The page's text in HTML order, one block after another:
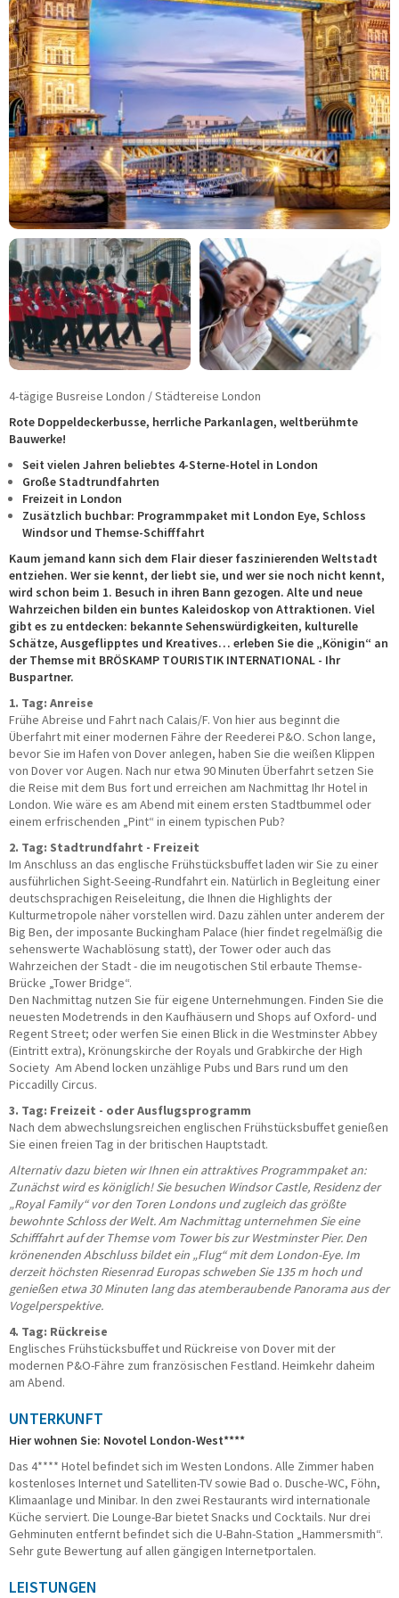
Fahrradreisen
Schiffsreisen
Kurzreisen
Musicals - Shows
Tagesfahrten
Konzert und Event
Adventsreisen
Festtagsreisen
BUSMIETE
Mietbus-Anfrage
FUHRPARK
Reise-/Fernreisebusse
VIP-/Businessbusse
Doppelstockbusse
Linien-/ Transferbusse
Anhänger/Skibox
Taxi/PKW
ÜBER UNS
Busfahrerinnen und Busfahrer
Werkstatt
Reisesicherheit
Historie
Nachhaltigkeit
Stellenangebote
Gutscheinbestellung
Fundsachen
WhatsApp
4-tägige Busreise London / Städtereise London
Rote Doppeldeckerbusse, herrliche Parkanlagen, weltberühmte
Bauwerke!
Seit vielen Jahren beliebtes 4-Sterne-Hotel in London
Große Stadtrundfahrten
Freizeit in London
Zusätzlich buchbar: Programmpaket mit London Eye, Schloss
Windsor und Themse-Schifffahrt
Kaum jemand kann sich dem Flair dieser faszinierenden Weltstadt
entziehen. Wer sie kennt, der liebt sie, und wer sie noch nicht kennt,
wird schon beim 1. Besuch in ihren Bann gezogen. Alte und neue
Wahrzeichen bilden ein buntes Kaleidoskop von Attraktionen. Viel
gibt es zu entdecken: bekannte Sehenswürdigkeiten, kulturelle
Schätze, Ausgeflipptes und Kreatives… erleben Sie die „Königin“ an
der Themse mit BRÖSKAMP TOURISTIK INTERNATIONAL - Ihr
Buspartner.
1. Tag: Anreise
Frühe Abreise und Fahrt nach Calais/F. Von hier aus beginnt die
Überfahrt mit einer modernen Fähre der Reederei P&O. Schon lange,
bevor Sie im Hafen von Dover anlegen, haben Sie die weißen Klippen
von Dover vor Augen. Nach nur etwa 90 Minuten Überfahrt setzen Sie
die Reise mit dem Bus fort und erreichen am Nachmittag Ihr Hotel in
London. Wie wäre es am Abend mit einem ersten Stadtbummel oder
einem erfrischenden „Pint“ in einem typischen Pub?
2. Tag: Stadtrundfahrt - Freizeit
Im Anschluss an das englische Frühstücksbuffet laden wir Sie zu einer
ausführlichen Sight-Seeing-Rundfahrt ein. Natürlich in Begleitung einer
deutschsprachigen Reiseleitung, die Ihnen die Highlights der
Kulturmetropole näher vorstellen wird. Dazu zählen unter anderem der
Big Ben, der imposante Buckingham Palace (hier findet regelmäßig die
sehenswerte Wachablösung statt), der Tower oder auch das
Wahrzeichen der Stadt - die im neugotischen Stil erbaute Themse-
Brücke „Tower Bridge“.
Den Nachmittag nutzen Sie für eigene Unternehmungen. Finden Sie die
neuesten Modetrends in den Kaufhäusern und Shops auf Oxford- und
Regent Street; oder werfen Sie einen Blick in die Westminster Abbey
(Eintritt extra), Krönungskirche der Royals und Grabkirche der High
Society Am Abend locken unzählige Pubs und Bars rund um den
Piccadilly Circus.
3. Tag: Freizeit - oder Ausflugsprogramm
Nach dem abwechslungsreichen englischen Frühstücksbuffet genießen
Sie einen freien Tag in der britischen Hauptstadt.
Alternativ dazu bieten wir Ihnen ein attraktives Programmpaket an:
Zunächst wird es königlich! Sie besuchen Windsor Castle, Residenz der
„Royal Family“ vor den Toren Londons und zugleich das größte
bewohnte Schloss der Welt. Am Nachmittag unternehmen Sie eine
Schifffahrt auf der Themse vom Tower bis zur Westminster Pier. Den
krönenenden Abschluss bildet ein „Flug“ mit dem London-Eye. Im
derzeit höchsten Riesenrad Europas schweben Sie 135 m hoch und
genießen etwa 30 Minuten lang das atemberaubende Panorama aus der
Vogelperspektive.
4. Tag: Rückreise
Englisches Frühstücksbuffet und Rückreise von Dover mit der
modernen P&O-Fähre zum französischen Festland. Heimkehr daheim
am Abend.
UNTERKUNFT
Hier wohnen Sie: Novotel London-West****
Das 4**** Hotel befindet sich im Westen Londons. Alle Zimmer haben
kostenloses Internet und Satelliten-TV sowie Bad o. Dusche-WC, Föhn,
Klimaanlage und Minibar. In den zwei Restaurants wird internationale
Küche serviert. Die Lounge-Bar bietet Snacks und Cocktails. Nur drei
Gehminuten entfernt befindet sich die U-Bahn-Station „Hammersmith“.
Sehr gute Bewertung auf allen gängigen Internetportalen.
LEISTUNGEN